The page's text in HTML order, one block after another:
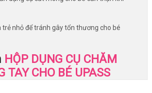
nhỏ để tránh gây tổn thương cho bé
HỘP DỤNG CỤ CHĂM
TAY CHO BÉ UPASS